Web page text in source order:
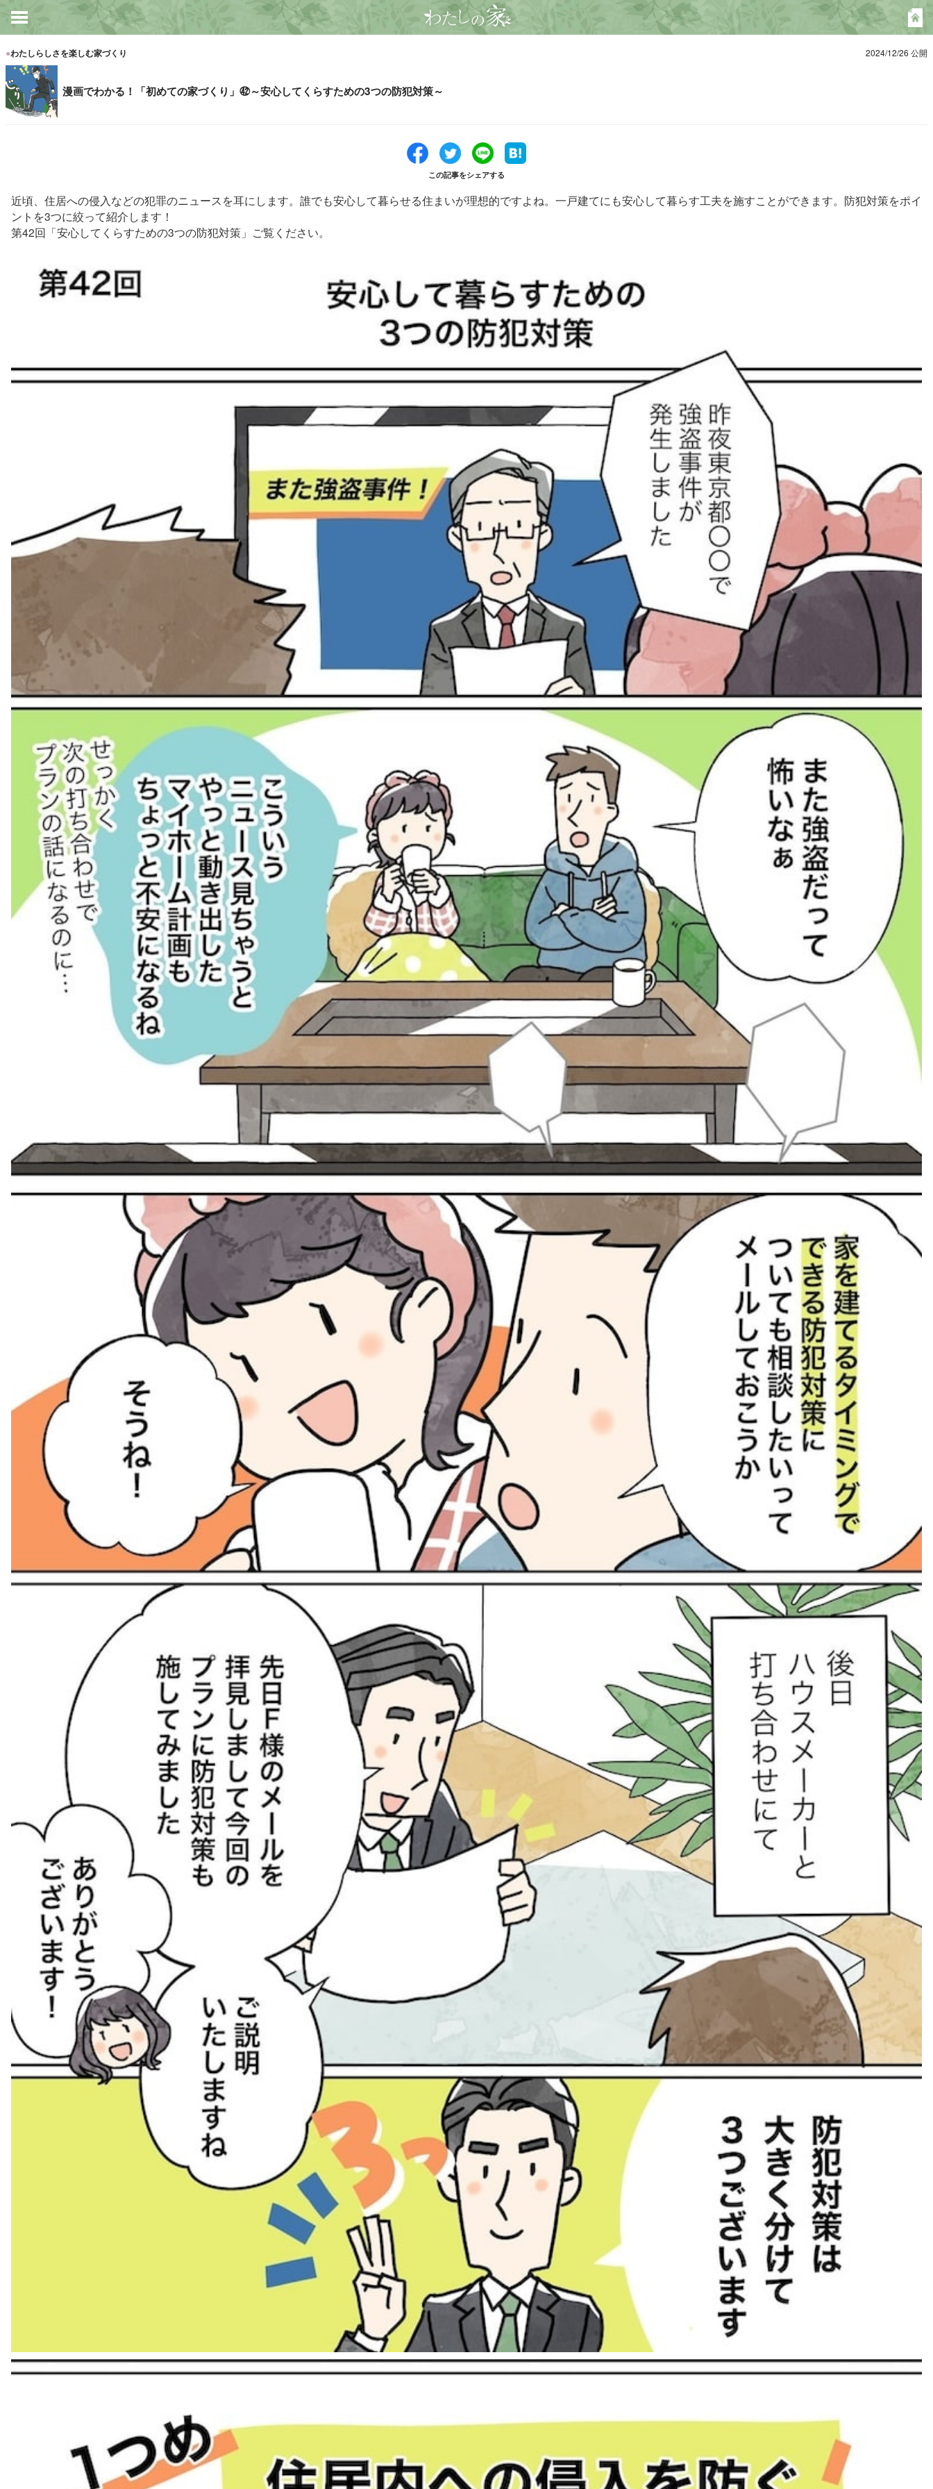
●わたしらしさを楽しむ家づくり 2024/12/26 公開
漫画でわかる！「初めての家づくり」㊷～安心してくらすための3つの防犯対策～
この記事をシェアする
近頃、住居への侵入などの犯罪のニュースを耳にします。誰でも安心して暮らせる住まいが理想的ですよね。一戸建てにも安心して暮らす工夫を施すことができます。防犯対策をポイ
ントを3つに絞って紹介します！
第42回「安心してくらすための3つの防犯対策」ご覧ください。